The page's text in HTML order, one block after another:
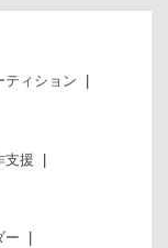
ティション
支援
ー